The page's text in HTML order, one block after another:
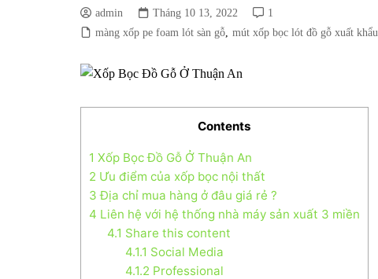
Khúc
admin Tháng 10 13, 2022
1
màng xốp pe foam lót sàn gỗ, mút xốp bọc lót đồ gỗ xuất khẩu
Contents
1 Xốp Bọc Đồ Gỗ Ở Thuận An
2 Ưu điểm của xốp bọc nội thất
3 Địa chỉ mua hàng ở đâu giá rẻ ?
4 Liên hệ với hệ thống nhà máy sản xuất 3 miền
4.1 Share this content
4.1.1 Social Media
4.1.2 Professional